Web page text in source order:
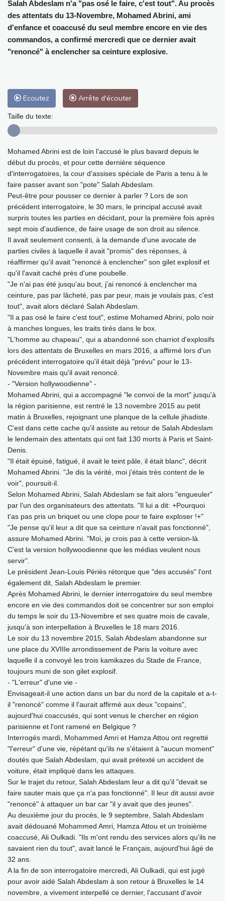
Salah Abdeslam n'a "pas osé le faire, c'est tout". Au procès
des attentats du 13-Novembre, Mohamed Abrini, ami
d'enfance et coaccusé du seul membre encore en vie des
commandos, a confirmé mercredi que ce dernier avait
"renoncé" à enclencher sa ceinture explosive.
Ecoutez Arrête d'écouter
Taille du texte:
Mohamed Abrini est de loin l'accusé le plus bavard depuis le
début du procès, et pour cette dernière séquence
d'interrogatoires, la cour d'assises spéciale de Paris a tenu à le
faire passer avant son "pote" Salah Abdeslam.
Peut-être pour pousser ce dernier à parler ? Lors de son
précédent interrogatoire, le 30 mars, le principal accusé avait
surpris toutes les parties en décidant, pour la première fois après
sept mois d'audience, de faire usage de son droit au silence.
Il avait seulement consenti, à la demande d'une avocate de
parties civiles à laquelle il avait "promis" des réponses, à
réaffirmer qu'il avait "renoncé à enclencher" son gilet explosif et
qu'il l'avait caché près d'une poubelle.
"Je n'ai pas été jusqu'au bout, j'ai renoncé à enclencher ma
ceinture, pas par lâcheté, pas par peur, mais je voulais pas, c'est
tout", avait alors déclaré Salah Abdeslam.
"Il a pas osé le faire c'est tout", estime Mohamed Abrini, polo noir
à manches longues, les traits tirés dans le box.
"L'homme au chapeau", qui a abandonné son charriot d'explosifs
lors des attentats de Bruxelles en mars 2016, a affirmé lors d'un
précédent interrogatoire qu'il était déjà "prévu" pour le 13-
Novembre mais qu'il avait renoncé.
- "Version hollywoodienne" -
Mohamed Abrini, qui a accompagné "le convoi de la mort" jusqu'à
la région parisienne, est rentré le 13 novembre 2015 au petit
matin à Bruxelles, rejoignant une planque de la cellule jihadiste.
C'est dans cette cache qu'il assiste au retour de Salah Abdeslam
le lendemain des attentats qui ont fait 130 morts à Paris et Saint-
Denis.
"Il était épuisé, fatigué, il avait le teint pâle, il était blanc", décrit
Mohamed Abrini. "Je dis la vérité, moi j'étais très content de le
voir", poursuit-il.
Selon Mohamed Abrini, Salah Abdeslam se fait alors "engueuler"
par l'un des organisateurs des attentats. "Il lui a dit: +Pourquoi
t'as pas pris un briquet ou une clope pour te faire exploser !+"
"Je pense qu'il leur a dit que sa ceinture n'avait pas fonctionné",
assure Mohamed Abrini. "Moi, je crois pas à cette version-là.
C'est la version hollywoodienne que les médias veulent nous
servir".
Le président Jean-Louis Périès rétorque que "des accusés" l'ont
également dit, Salah Abdeslam le premier.
Après Mohamed Abrini, le dernier interrogatoire du seul membre
encore en vie des commandos doit se concentrer sur son emploi
du temps le soir du 13-Novembre et ses quatre mois de cavale,
jusqu'à son interpellation à Bruxelles le 18 mars 2016.
Le soir du 13 novembre 2015, Salah Abdeslam abandonne sur
une place du XVIIIe arrondissement de Paris la voiture avec
laquelle il a convoyé les trois kamikazes du Stade de France,
toujours muni de son gilet explosif.
- "L'erreur" d'une vie -
Envisageait-il une action dans un bar du nord de la capitale et a-t-
il "renoncé" comme il l'aurait affirmé aux deux "copains",
aujourd'hui coaccusés, qui sont venus le chercher en région
parisienne et l'ont ramené en Belgique ?
Interrogés mardi, Mohammed Amri et Hamza Attou ont regretté
"l'erreur" d'une vie, répétant qu'ils ne s'étaient à "aucun moment"
doutés que Salah Abdeslam, qui avait prétexté un accident de
voiture, était impliqué dans les attaques.
Sur le trajet du retour, Salah Abdeslam leur a dit qu'il "devait se
faire sauter mais que ça n'a pas fonctionné". Il leur dit aussi avoir
"renoncé" à attaquer un bar car "il y avait que des jeunes".
Au deuxième jour du procès, le 9 septembre, Salah Abdeslam
avait dédouané Mohammed Amri, Hamza Attou et un troisième
coaccusé, Ali Oulkadi. "Ils m'ont rendu des services alors qu'ils ne
savaient rien du tout", avait lancé le Français, aujourd'hui âgé de
32 ans.
A la fin de son interrogatoire mercredi, Ali Oulkadi, qui est jugé
pour avoir aidé Salah Abdeslam à son retour à Bruxelles le 14
novembre, a vivement interpellé ce dernier, l'accusant d'avoir